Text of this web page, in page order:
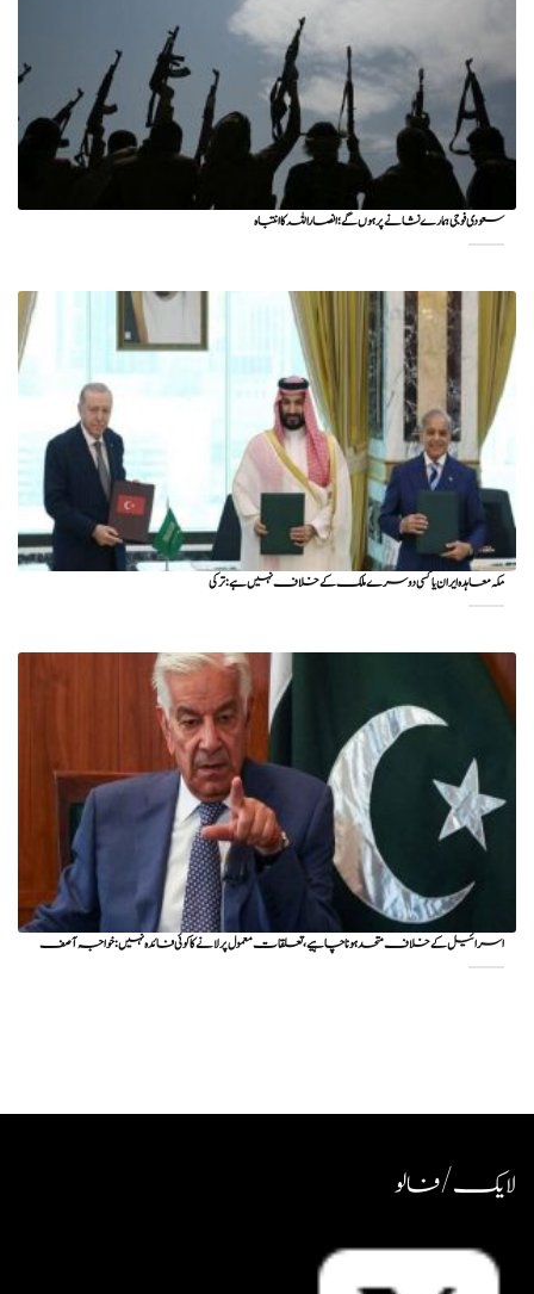
سعودی فوجی ہمارے نشانے پر ہوں گے؛ انصاراللہ کا انتباہ
مکہ معاہدہ ایران یا کسی دوسرے ملک کے خلاف نہیں ہے: ترکی
اسرائیل کے خلاف متحد ہونا چاہیے، تعلقات معمول پر لانے کا کوئی فائدہ نہیں: خواجہ آصف
لایک / فالو